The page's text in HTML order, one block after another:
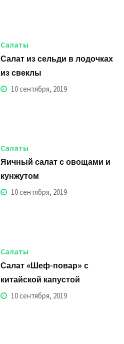
Салаты
Салат из сельди в лодочках
из свеклы
10 сентября, 2019
Салаты
Яичный салат с овощами и
кунжутом
10 сентября, 2019
Салаты
Салат «Шеф-повар» с
китайской капустой
10 сентября, 2019